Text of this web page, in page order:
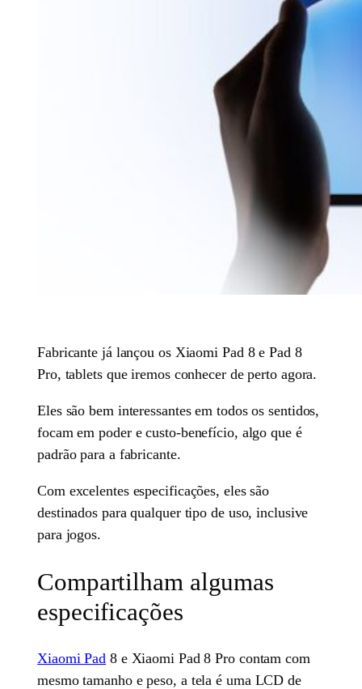
Fabricante já lançou os Xiaomi Pad 8 e Pad 8
Pro, tablets que iremos conhecer de perto agora.
Eles são bem interessantes em todos os sentidos,
focam em poder e custo-benefício, algo que é
padrão para a fabricante.
Com excelentes especificações, eles são
destinados para qualquer tipo de uso, inclusive
para jogos.
Compartilham algumas
especificações
Xiaomi Pad 8 e Xiaomi Pad 8 Pro contam com
mesmo tamanho e peso, a tela é uma LCD de